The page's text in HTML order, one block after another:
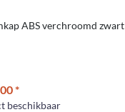
ABS verchroomd zwart
*
beschikbaar